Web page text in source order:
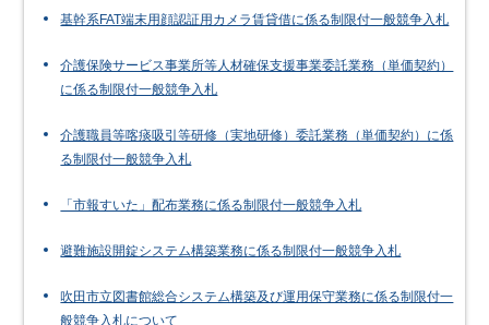
基幹系FAT端末用顔認証用カメラ賃貸借に係る制限付一般競争入札
介護保険サービス事業所等人材確保支援事業委託業務（単価契約）
に係る制限付一般競争入札
介護職員等喀痰吸引等研修（実地研修）委託業務（単価契約）に係
る制限付一般競争入札
「市報すいた」配布業務に係る制限付一般競争入札
避難施設開錠システム構築業務に係る制限付一般競争入札
吹田市立図書館総合システム構築及び運用保守業務に係る制限付一
般競争入札について